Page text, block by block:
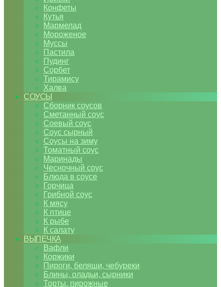
Конфеты
Кутья
Мармелад
Мороженое
Муссы
Пастила
Пудинг
Сорбет
Тирамису
Халва
СОУСЫ
Сборник соусов
Сметанный соус
Соевый соус
Соус сырный
Соусы на зиму
Томатный соус
Маринады
Чесночный соус
Блюда в соусе
Горчица
Грибной соус
К мясу
К птице
К рыбе
К салату
ВЫПЕЧКА
Вафли
Коржики
Пироги, беляши, чебуреки
Блины, оладьи, сырники
Торты, пирожные